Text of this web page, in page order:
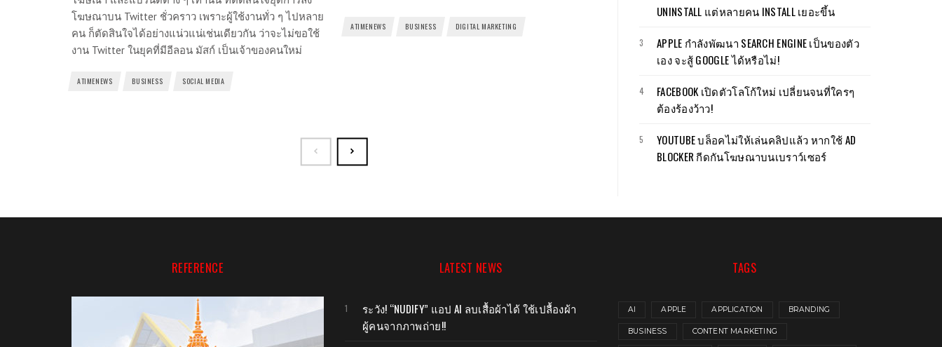
โฆษณาบน Twitter ชั่วคราว เพราะผู้ใช้งานทั่ว ๆ ไปหลาย
คน ก็ตัดสินใจได้อย่างแน่วแน่เช่นเดียวกัน ว่าจะไม่ขอใช้
งาน Twitter ในยุคที่มีอีลอน มัสก์ เป็นเจ้าของคนใหม่
ATIMENEWS BUSINESS SOCIAL MEDIA
ATIMENEWS BUSINESS DIGITAL MARKETING
UNINSTALL แต่หลายคน INSTALL เยอะขึ้น
APPLE กำลังพัฒนา SEARCH ENGINE เป็นของตัว
เอง จะสู้ GOOGLE ได้หรือไม่!
FACEBOOK เปิดตัวโลโก้ใหม่ เปลี่ยนจนที่ใครๆ
ต้องร้องว้าว!
YOUTUBE บล็อคไม่ให้เล่นคลิปแล้ว หากใช้ AD
BLOCKER กีดกันโฆษณาบนเบราว์เซอร์
REFERENCE LATEST NEWS
ระวัง! “NUDIFY” แอป AI ลบเสื้อผ้าได้ ใช้เปลื้องผ้า
ผู้คนจากภาพถ่าย!!
TAGS
AI APPLE APPLICATION BRANDING
BUSINESS CONTENT MARKETING